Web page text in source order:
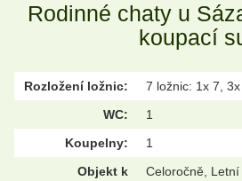
Rodinné chaty u
koupací
Rozložení ložnic:
7 ložnic: 1x 7,
WC:
1
Koupelny:
1
Objekt k
Celoročně,